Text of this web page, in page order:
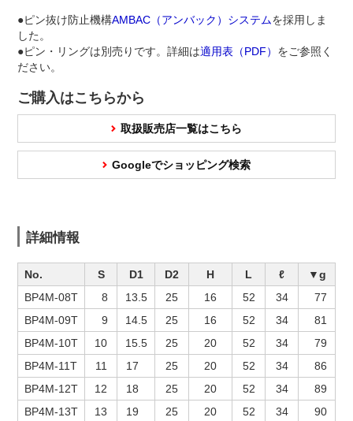
●ピン抜け防止機構AMBAC（アンバック）システムを採用しま
した。
●ピン・リングは別売りです。詳細は適用表（PDF） をご参照く
ださい。
ご購入はこちらから
取扱販売店一覧はこちら
Googleでショッピング検索
詳細情報
No. S D1 D2 H L ℓ
▼g
BP4M-08T
8 13.5 25 16 52 34
77
BP4M-09T
9 14.5 25 16 52 34
81
BP4M-10T
10 15.5 25 20 52 34
79
BP4M-11T
11 17 25 20 52 34
86
BP4M-12T
12 18 25 20 52 34
89
BP4M-13T
13 19 25 20 52 34
90